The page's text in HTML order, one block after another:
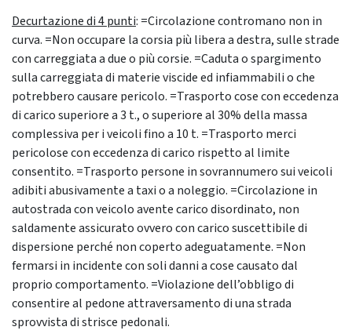
Decurtazione di 4 punti: =Circolazione contromano non in
curva. =Non occupare la corsia più libera a destra, sulle strade
con carreggiata a due o più corsie. =Caduta o spargimento
sulla carreggiata di materie viscide ed infiammabili o che
potrebbero causare pericolo. =Trasporto cose con eccedenza
di carico superiore a 3 t., o superiore al 30% della massa
complessiva per i veicoli fino a 10 t. =Trasporto merci
pericolose con eccedenza di carico rispetto al limite
consentito. =Trasporto persone in sovrannumero sui veicoli
adibiti abusivamente a taxi o a noleggio. =Circolazione in
autostrada con veicolo avente carico disordinato, non
saldamente assicurato ovvero con carico suscettibile di
dispersione perché non coperto adeguatamente. =Non
fermarsi in incidente con soli danni a cose causato dal
proprio comportamento. =Violazione dell’obbligo di
consentire al pedone attraversamento di una strada
sprovvista di strisce pedonali.